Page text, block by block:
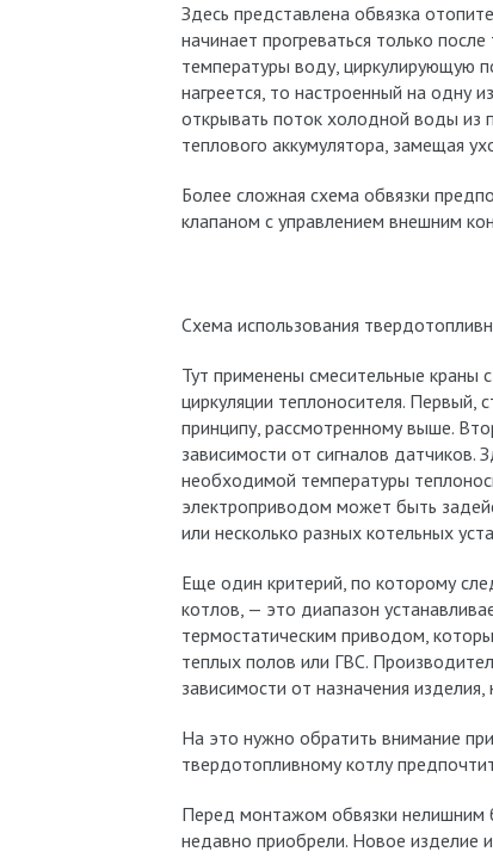
Здесь представлена обвязка
начинает прогреваться только
температуры воду, циркулирующую
нагреется, то настроенный на одну
открывать поток холодной воды из
теплового аккумулятора, замещая
Более сложная схема обвязки
клапаном с управлением внешним
Схема использования
Тут применены смесительные
циркуляции теплоносителя. Первый,
принципу, рассмотренному выше.
зависимости от сигналов
необходимой температуры
электроприводом может быть
или несколько разных котельных
Еще один критерий, по которому
котлов, — это диапазон
термостатическим приводом,
теплых полов или ГВС.
зависимости от назначения
На это нужно обратить внимание
твердотопливному котлу
Перед монтажом обвязки нелишним
недавно приобрели. Новое изделие